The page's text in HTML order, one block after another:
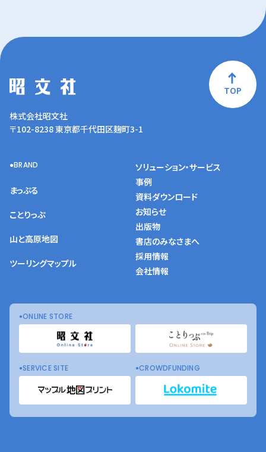
TOP
株式会社昭文社
〒102-8238 東京都千代田区麹町3-1
BRAND
まっぷる
ことりっぷ
山と高原地図
ツーリングマップル
ソリューション・サービス
事例
資料ダウンロード
お知らせ
出版物
書店のみなさまへ
採用情報
会社情報
ONLINE STORE
SERVICE SITE CROWDFUNDING